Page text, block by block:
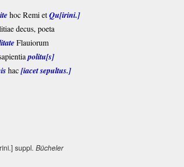
hoc Remi etQu[irini.]
decus, poeta
Flauiorum
politu[s]
hac[iacet sepultus.]
suppl. Bücheler